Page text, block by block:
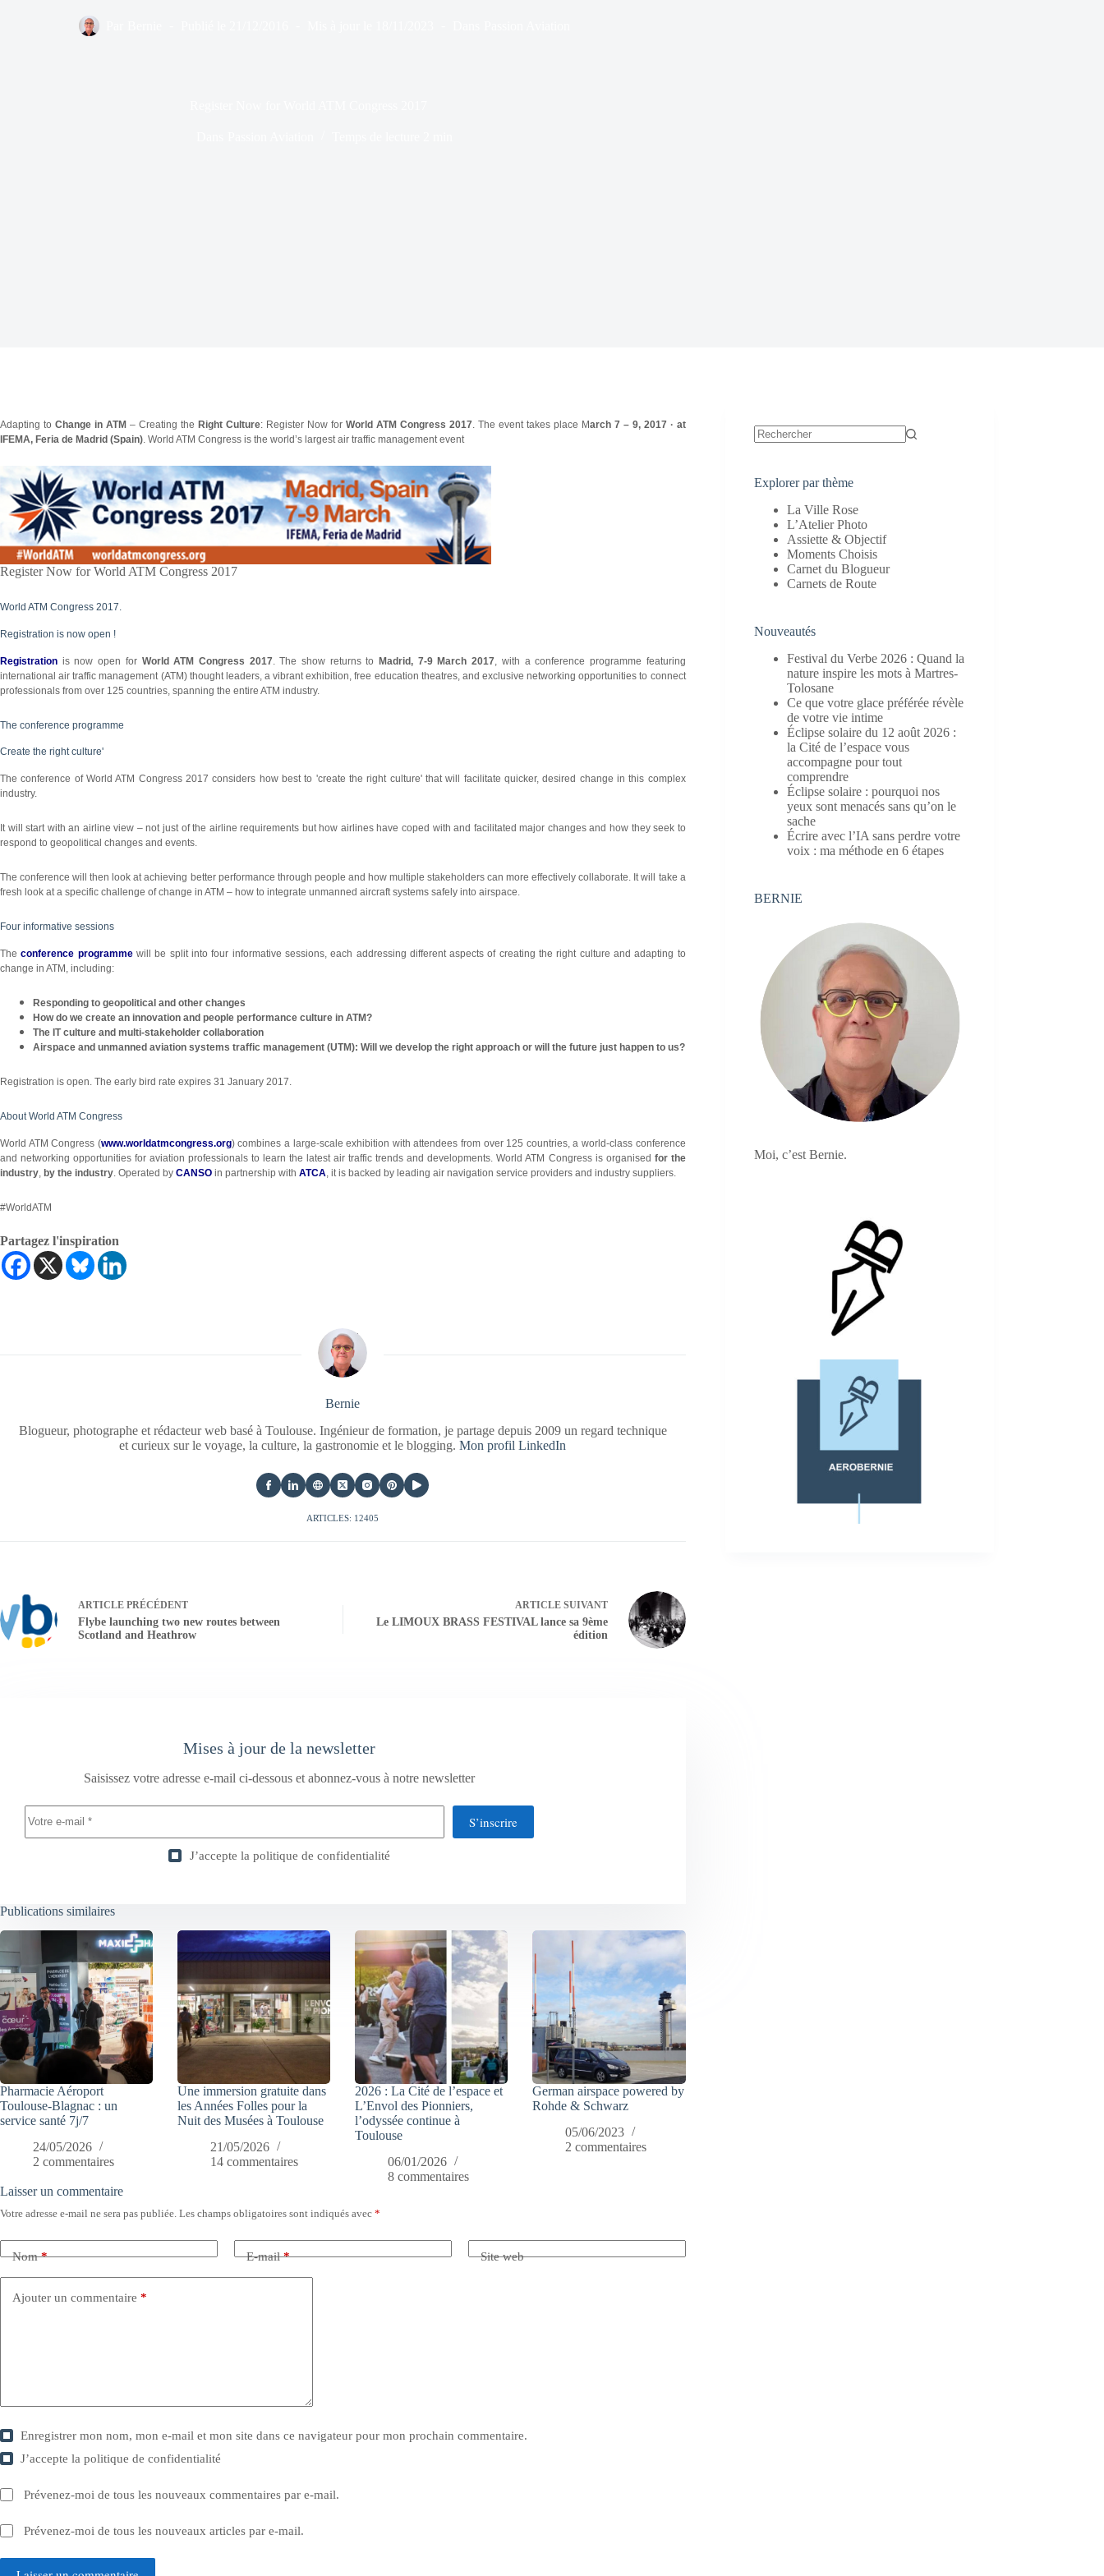
Adapting to Change in ATM – Creating the Right Culture: Register Now for World ATM Congress 2017. The event takes place March 7 – 9, 2017 · at
IFEMA, Feria de Madrid (Spain). World ATM Congress is the world’s largest air traffic management event
Register Now for World ATM Congress 2017
World ATM Congress 2017.
Registration is now open !
Registration is now open for World ATM Congress 2017 . The show returns toMadrid, 7-9 March 2017 , with a conference programme featuring
international air traffic management (ATM) thought leaders, a vibrant exhibition, free education theatres, and exclusive networking opportunities to connect
professionals from over 125 countries, spanning the entire ATM industry.
The conference programme
Create the right culture'
The conference of World ATM Congress 2017 considers how best to 'create the right culture' that will facilitate quicker, desired change in this complex
industry.
It will start with an airline view – not just of the airline requirements but how airlines have coped with and facilitated major changes and how they seek to
respond to geopolitical changes and events.
The conference will then look at achieving better performance through people and how multiple stakeholders can more effectively collaborate. It will take a
fresh look at a specific challenge of change in ATM – how to integrate unmanned aircraft systems safely into airspace.
Four informative sessions
Theconference programmewill be split into four informative sessions, each addressing different aspects of creating the right culture and adapting to
change in ATM, including:
Responding to geopolitical and other changes
How do we create an innovation and people performance culture in ATM?
The IT culture and multi-stakeholder collaboration
Airspace and unmanned aviation systems traffic management (UTM): Will we develop the right approach or will the future just happen to us?
Registration is open. The early bird rate expires 31 January 2017.
About World ATM Congress
World ATM Congress (www.worldatmcongress.org) combines a large-scale exhibition with attendees from over 125 countries, a world-class conference
and networking opportunities for aviation professionals to learn the latest air traffic trends and developments. World ATM Congress is organised for the
industry by the industry . Operated by CANSO in partnership with ATCA , it is backed by leading air navigation service providers and industry suppliers.
#WorldATM
Partagez l'inspiration
Bernie
Blogueur, photographe et rédacteur web basé à Toulouse. Ingénieur de formation, je partage depuis 2009 un regard technique
et curieux sur le voyage, la culture, la gastronomie et le blogging.Mon profil LinkedIn
ARTICLES: 12405
ARTICLE PRÉCÉDENT
Flybe launching two new routes between
Scotland and Heathrow
ARTICLESUIVANT
Le LIMOUX BRASS FESTIVAL lance sa 9ème
édition
Mises à jour de la newsletter
Saisissez votre adresse e-mail ci-dessous et abonnez-vous à notre newsletter
S’inscrire
J’accepte la politique de confidentialité
Publications similaires
Pharmacie Aéroport
Toulouse-Blagnac : un
service santé 7j/7
24/05/2026
2 commentaires
Une immersion gratuite dans
les Années Folles pour la
Nuit des Musées à Toulouse
21/05/2026
14 commentaires
2026 : La Cité de l’espace et
L’Envol des Pionniers,
l’odyssée continue à
Toulouse
06/01/2026
8 commentaires
German airspace powered by
Rohde & Schwarz
05/06/2023
2 commentaires
Laisser un commentaire
Votre adresse e-mail ne sera pas publiée. Les champs obligatoires sont indiqués avec *
Nom* E-mail* Site web
Ajouter un commentaire *
Enregistrer mon nom, mon e-mail et mon site dans ce navigateur pour mon prochain commentaire.
J’accepte lapolitique de confidentialité
Prévenez-moi de tous les nouveaux commentaires par e-mail.
Prévenez-moi de tous les nouveaux articles par e-mail.
Explorer par thème
La Ville Rose
L’Atelier Photo
Assiette & Objectif
Moments Choisis
Carnet du Blogueur
Carnets de Route
Nouveautés
Festival du Verbe 2026 : Quand la
nature inspire les mots à Martres-
Tolosane
Ce que votre glace préférée révèle
de votre vie intime
Éclipse solaire du 12 août 2026 :
la Cité de l’espace vous
accompagne pour tout
comprendre
Éclipse solaire : pourquoi nos
yeux sont menacés sans qu’on le
sache
Écrire avec l’IA sans perdre votre
voix : ma méthode en 6 étapes
BERNIE
Moi, c’est Bernie.